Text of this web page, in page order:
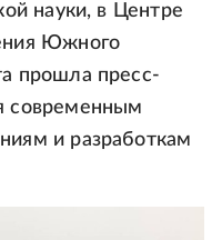
науки, в Центре
Южного
прошла пресс-
современным
и разработкам